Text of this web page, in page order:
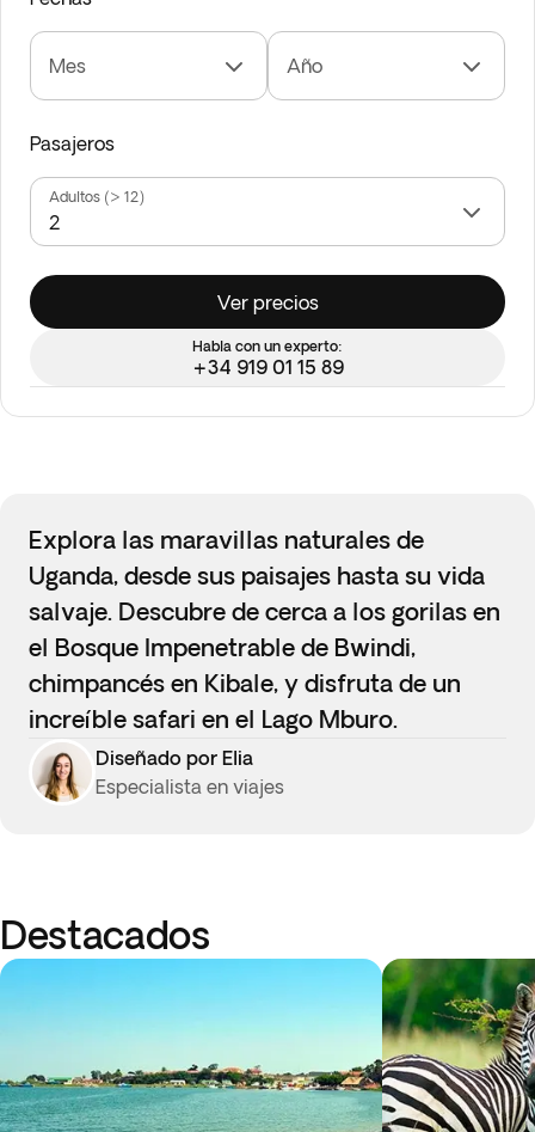
Mes Año
Pasajeros
Adultos (> 12)
Ver precios
Habla con un experto:
+34 919 01 15 89
Explora las maravillas naturales de
Uganda, desde sus paisajes hasta su vida
salvaje. Descubre de cerca a los gorilas en
el Bosque Impenetrable de Bwindi,
chimpancés en Kibale, y disfruta de un
increíble safari en el Lago Mburo.
Diseñado por Elia
Especialista en viajes
Destacados